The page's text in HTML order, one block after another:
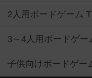
2人用ボードゲーム
3～4人用ボードゲー
子供向けボードゲー